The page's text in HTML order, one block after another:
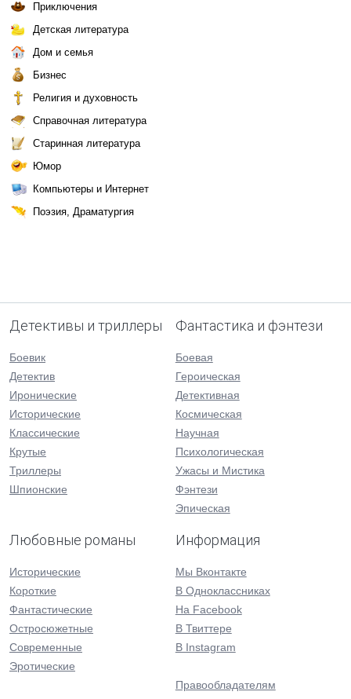
Приключения
Детская литература
Дом и семья
Бизнес
Религия и духовность
Справочная литература
Старинная литература
Юмор
Компьютеры и Интернет
Поэзия, Драматургия
Детективы и триллеры
Боевик
Детектив
Иронические
Исторические
Классические
Крутые
Триллеры
Шпионские
Фантастика и фэнтези
Боевая
Героическая
Детективная
Космическая
Научная
Психологическая
Ужасы и Мистика
Фэнтези
Эпическая
Любовные романы
Исторические
Короткие
Фантастические
Остросюжетные
Современные
Эротические
Информация
Мы Вконтакте
В Одноклассниках
На Facebook
В Твиттере
В Instagram
Правообладателям